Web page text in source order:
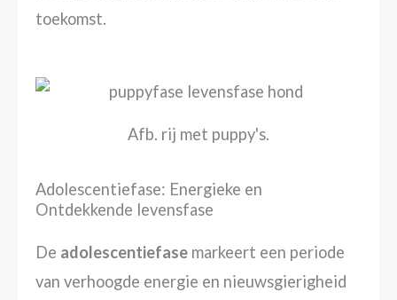
toekomst.
Afb. rij met puppy's.
Adolescentiefase: Energieke en
Ontdekkende levensfase
De adolescentiefase markeert een periode
van verhoogde energie en nieuwsgierigheid